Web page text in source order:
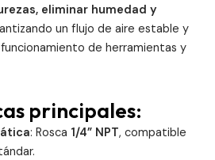
eliminar humedad y
un flujo de aire estable y
de herramientas y
principales:
: Rosca 1/4” NPT, compatible